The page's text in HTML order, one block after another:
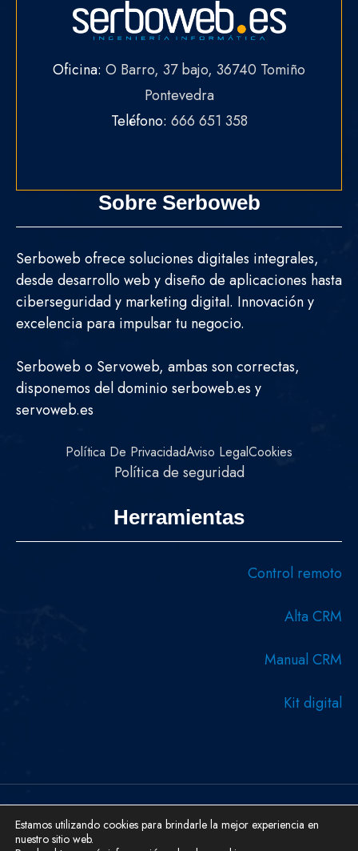
Sobre Serboweb
Serboweb ofrece soluciones digitales integrales,
desde desarrollo web y diseño de aplicaciones hasta
ciberseguridad y marketing digital. Innovación y
excelencia para impulsar tu negocio.
Serboweb o Servoweb, ambas son correctas,
disponemos del dominio serboweb.es y
servoweb.es
Política De PrivacidadAviso LegalCookies
Política de seguridad
Oficina: O Barro, 37 bajo, 36740 Tomiño
Pontevedra
Teléfono: 666 651 358
Herramientas
Control remoto
Alta CRM
Manual CRM
Kit digital
Copyright © 2026 Diseñado y desarrollado por Serboweb
Ingeniería Informática.
Estamos utilizando cookies para brindarle la mejor experiencia en
nuestro sitio web.